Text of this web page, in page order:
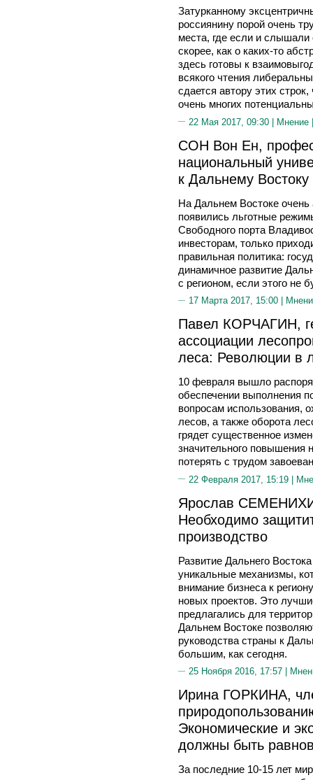
Затурканному
россиянину порой очень
места, где если и слышали
скорее, как о каких-то
здесь готовы к
всякого чтения
сдается автору этих
очень многих
22 Мая 2017, 09:30 | Мнение
СОН Вон Ен,
национальный
к Дальнему
На Дальнем Востоке очень
появились льготные
Свободного порта
инвесторам, только
правильная политика:
динамичное развитие
с регионом, если этого не
17 Марта 2017, 15:00 |
Павел КОРЧАГИН,
ассоциации
леса: Революции в
10 февраля вышло
обеспечении выполнения
вопросам использования,
лесов, а также оборота
грядет существенное
значительного повышения
потерять с трудом
22 Февраля 2017, 15:19 |
Ярослав
Необходимо
производство
Развитие Дальнего
уникальные механизмы,
внимание бизнеса к
новых проектов. Это
предлагались для
Дальнем Востоке
руководства страны к
большим, как сегодня.
25 Ноября 2016, 17:57 |
Ирина ГОРКИНА,
Экономические и
должны быть
За последние 10-15 лет